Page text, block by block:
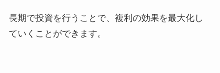
長期で投資を行うことで、複利の効果を最大化し
ていくことができます。